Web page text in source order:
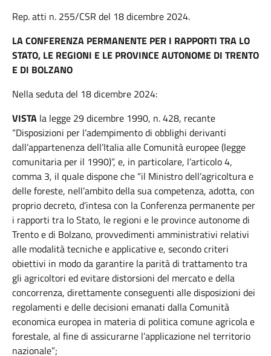
Rep. atti n. 255/CSR del 18 dicembre 2024.
LA CONFERENZA PERMANENTE PER I RAPPORTI TRA LO
STATO, LE REGIONI E LE PROVINCE AUTONOME DI TRENTO
E DI BOLZANO
Nella seduta del 18 dicembre 2024:
VISTA la legge 29 dicembre 1990, n. 428, recante
“Disposizioni per l’adempimento di obblighi derivanti
dall’appartenenza dell’Italia alle Comunità europee (legge
comunitaria per il 1990)”, e, in particolare, l’articolo 4,
comma 3, il quale dispone che “il Ministro dell’agricoltura e
delle foreste, nell’ambito della sua competenza, adotta, con
proprio decreto, d’intesa con la Conferenza permanente per
i rapporti tra lo Stato, le regioni e le province autonome di
Trento e di Bolzano, provvedimenti amministrativi relativi
alle modalità tecniche e applicative e, secondo criteri
obiettivi in modo da garantire la parità di trattamento tra
gli agricoltori ed evitare distorsioni del mercato e della
concorrenza, direttamente conseguenti alle disposizioni dei
regolamenti e delle decisioni emanati dalla Comunità
economica europea in materia di politica comune agricola e
forestale, al fine di assicurarne l’applicazione nel territorio
nazionale”;